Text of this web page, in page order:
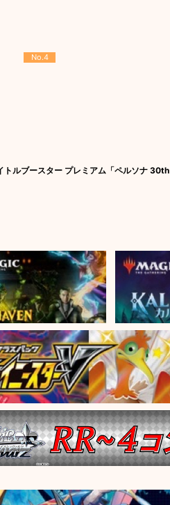
No.4
ルブースター プレミアム「ペルソナ 30th